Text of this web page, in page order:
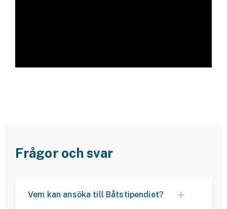
Frågor och svar
Vem kan ansöka till Båtstipendiet?